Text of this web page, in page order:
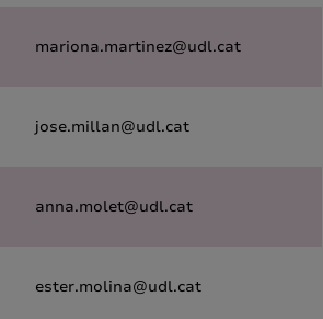
mariona.martinez@udl.cat
jose.millan@udl.cat
anna.molet@udl.cat
ester.molina@udl.cat